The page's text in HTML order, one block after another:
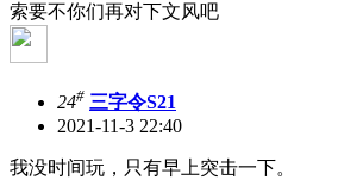
索要不你们再对下文风吧
24# 三字令S21
2021-11-3 22:40
我没时间玩，只有早上突击一下。